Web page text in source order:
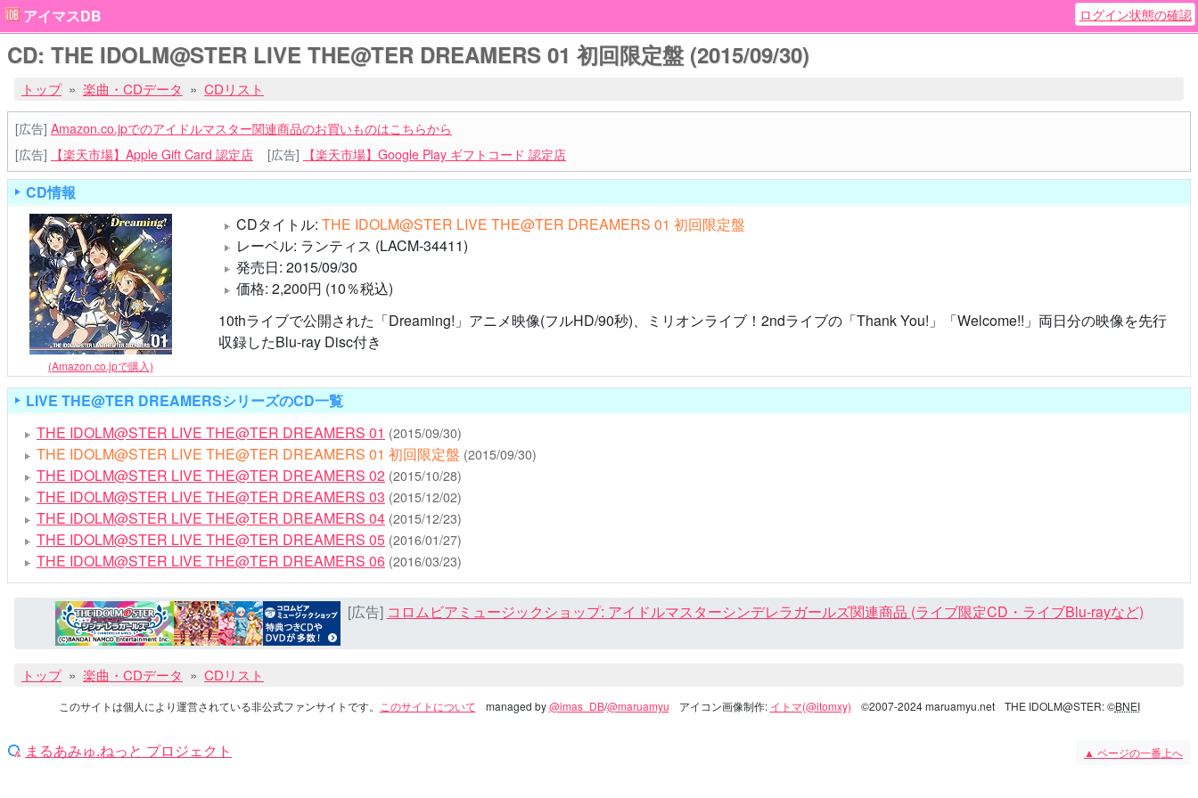
アイマスDB ログイン状態の確認
CD: THE IDOLM@STER LIVE THE@TER DREAMERS 01 初回限定盤 (2015/09/30)
トップ 楽曲・CDデータ CDリスト
[広告] Amazon.co.jpでのアイドルマスター関連商品のお買いものはこちらから
[広告]
【楽天市場】Apple Gift Card 認定店 [広告] 【楽天市場】Google Play ギフトコード 認定店
CD情報
(Amazon.co.jpで購入)
CDタイトル: THE IDOLM@STER LIVE THE@TER DREAMERS 01 初回限定盤
レーベル: ランティス (LACM-34411)
発売日: 2015/09/30
価格: 2,200円 (10％税込)
10thライブで公開された「Dreaming!」アニメ映像(フルHD/90秒)、ミリオンライブ！2ndライブの「Thank You!」「Welcome!!」両日分の映像を先行
収録したBlu-ray Disc付き
LIVE THE@TER DREAMERSシリーズのCD一覧
THE IDOLM@STER LIVE THE@TER DREAMERS 01 (2015/09/30)
THE IDOLM@STER LIVE THE@TER DREAMERS 01 初回限定盤 (2015/09/30)
THE IDOLM@STER LIVE THE@TER DREAMERS 02 (2015/10/28)
THE IDOLM@STER LIVE THE@TER DREAMERS 03 (2015/12/02)
THE IDOLM@STER LIVE THE@TER DREAMERS 04 (2015/12/23)
THE IDOLM@STER LIVE THE@TER DREAMERS 05 (2016/01/27)
THE IDOLM@STER LIVE THE@TER DREAMERS 06 (2016/03/23)
[広告] コロムビアミュージックショップ: アイドルマスターシンデレラガールズ関連商品 (ライブ限定CD・ライブBlu-rayなど)
トップ 楽曲・CDデータ CDリスト
このサイトは個人により運営されている非公式ファンサイトです。 このサイトについて managed by@imas_DB/@maruamyu アイコン画像制作: イトマ(@itomxy) ©2007-2024 maruamyu.net THE IDOLM@STER: ©BNEI
まるあみゅ.ねっと プロジェクト ▲ ページの一番上へ